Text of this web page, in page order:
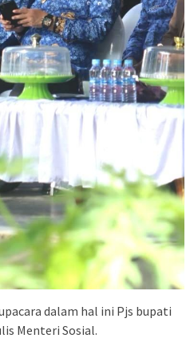
dalam hal ini Pjs bupati
Menteri Sosial.